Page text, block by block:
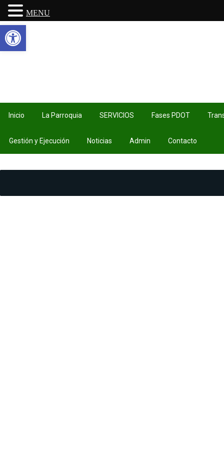
Inicio La Parroquia SERVICIOS Fases PDOT
Gestión y Ejecución Noticias Admin Contacto
MENU
Abrir barra de herramientas